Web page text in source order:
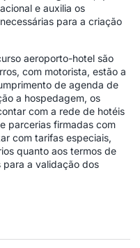
e auxilia os
para a criação
aeroporto-hotel são
com motorista, estão a
de agenda de
a hospedagem, os
com a rede de hotéis
parcerias firmadas com
com tarifas especiais,
quanto aos termos de
a validação dos